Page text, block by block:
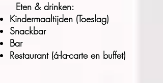
Eten & drinken:
Kindermaaltijden (Toeslag)
Snackbar
Bar
Restaurant (á-la-carte en buffet)